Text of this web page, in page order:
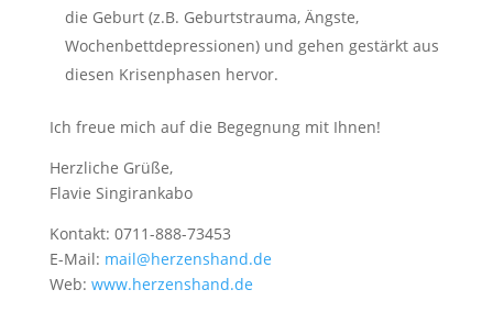
die Geburt (z.B. Geburtstrauma, Ängste,
Wochenbettdepressionen) und gehen gestärkt aus
diesen Krisenphasen hervor.
Ich freue mich auf die Begegnung mit Ihnen!
Herzliche Grüße,
Flavie Singirankabo
Kontakt: 0711-888-73453
E-Mail: mail@herzenshand.de
Web: www.herzenshand.de